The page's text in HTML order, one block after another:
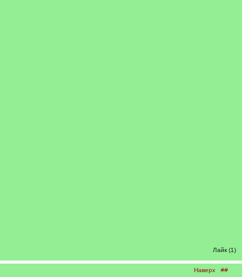
Лайк (1)
Наверх ##